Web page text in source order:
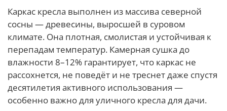
Каркас кресла выполнен из массива северной
сосны — древесины, выросшей в суровом
климате. Она плотная, смолистая и устойчивая к
перепадам температур. Камерная сушка до
влажности 8–12% гарантирует, что каркас не
рассохнется, не поведёт и не треснет даже спустя
десятилетия активного использования —
особенно важно для уличного кресла для дачи.